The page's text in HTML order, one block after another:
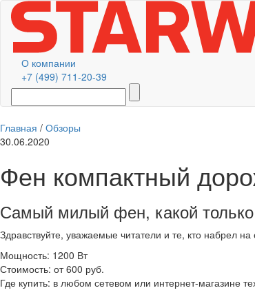
О компании
+7 (499) 711-20-39
Главная / Обзоры
30.06.2020
Фен компактный
Самый милый фен, какой
Здравствуйте, уважаемые читатели и те, кто набрел
Мощность: 1200 Вт
Стоимость: от 600 руб.
Где купить: в любом сетевом или интернет-магазине